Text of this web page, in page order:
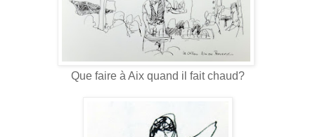
Que faire à Aix quand il fait chaud?